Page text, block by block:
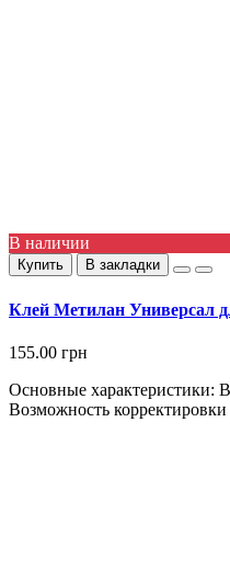
В наличии
Купить В закладки
Клей Метилан Универсал
155.00 грн
Основные характеристики:
Возможность